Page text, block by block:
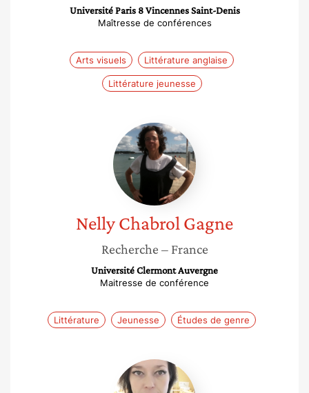
Université Paris 8 Vincennes Saint-Denis
Maîtresse de conférences
Arts visuels Littérature anglaise
Littérature jeunesse
Nelly
Chabrol
Gagne
NellyChabrol Gagne
Recherche – France
Université Clermont Auvergne
Maitresse de conférence
Littérature Jeunesse Études de genre
Morgane
Leray